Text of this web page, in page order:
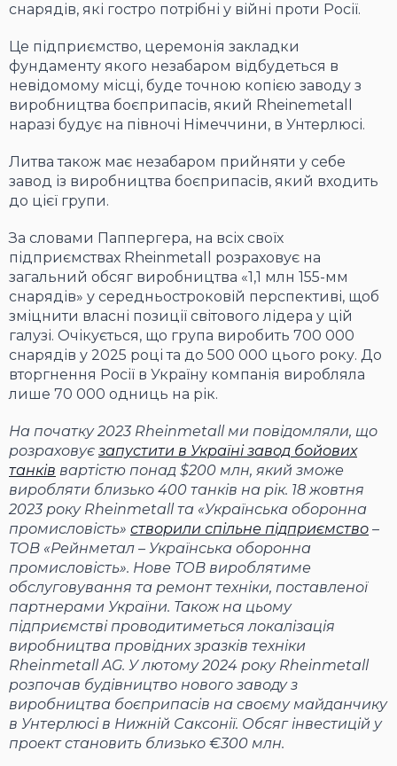
снарядів, які гостро потрібні у війні проти Росії.
Це підприємство, церемонія закладки
фундаменту якого незабаром відбудеться в
невідомому місці, буде точною копією заводу з
виробництва боєприпасів, який Rheinemetall
наразі будує на півночі Німеччини, в Унтерлюсі.
Литва також має незабаром прийняти у себе
завод із виробництва боєприпасів, який входить
до цієї групи.
За словами Паппергера, на всіх своїх
підприємствах Rheinmetall розраховує на
загальний обсяг виробництва «1,1 млн 155-мм
снарядів» у середньостроковій перспективі, щоб
зміцнити власні позиції світового лідера у цій
галузі. Очікується, що група виробить 700 000
снарядів у 2025 році та до 500 000 цього року. До
вторгнення Росії в Україну компанія виробляла
лише 70 000 одниць на рік.
На початку 2023 Rheinmetall ми повідомляли, що
розраховує запустити в Україні завод бойових
танків вартістю понад $200 млн, який зможе
виробляти близько 400 танків на рік. 18 жовтня
2023 року Rheinmetall та «Українська оборонна
промисловість» створили спільне підприємство –
ТОВ «Рейнметал – Українська оборонна
промисловість». Нове ТОВ вироблятиме
обслуговування та ремонт техніки, поставленої
партнерами України. Також на цьому
підприємстві проводитиметься локалізація
виробництва провідних зразків техніки
Rheinmetall AG. У лютому 2024 року Rheinmetall
розпочав будівництво нового заводу з
виробництва боєприпасів на своєму майданчику
в Унтерлюсі в Нижній Саксонії. Обсяг інвестицій у
проект становить близько €300 млн.